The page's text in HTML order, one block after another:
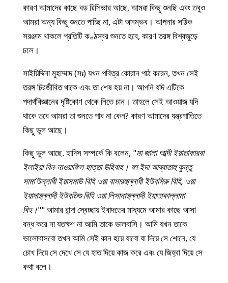
কারণ আমাদের কাছে বড় রিসিভার আছে, আমরা কিছু শুনছি এবং তবুও
আমরা অন্য কিছু শুনতে পাচ্ছি না, এটা অসম্ভব। আপনার সঠিক
সরঞ্জাম থাকলে প্রতিটি কণ্ঠস্বর শুনতে হবে, কারণ তরঙ্গ বিশ্বজুড়ে
চলে।
সাইয়িদ্দিনা মুহাম্মাদ (সঃ) যখন পবিত্র কোরান পাঠ করেন, তখন সেই
তরঙ্গ চিরজীবিত থাকে এবং তা শেষ হয় না। আপনি যদি এটিকে
পদার্থবিজ্ঞানের দৃষ্টিকোণ থেকে নিতে চান। তাহলে সেই আওয়াজ যদি
থাকে তবে আমরা তা শুনতে পাব না কেন? কারণ আমাদের যন্ত্রপাতিতে
কিছু ভুল আছে।
কিছু ভুল আছে. হাদিস সম্পর্কে কি বলেন, "মা জালা আব্দী ইয়াতাকারবা
ইলাইয়া বিন-নাওয়াফিল হাত্তা উহিবাহ। ফা ইদা আব্বাতাহু কুন্তু
সামা’উল্লাধী ইয়াসমাউ বিহি ওয়া বাসারহুল্লাধী ইউবসিরু বিহি, ওয়া
ইয়াদাহুল্লাদী ইউবতিশু বিহি ওয়া লিসানাহুল্লাদী ইয়াতাকাল্লামা
বিহ।"" আমার বান্দা স্বেচ্ছায় ইবাদতের মাধ্যমে আমার কাছে আসা
বন্ধ করে না যতক্ষণ না আমি তাকে ভালবাসি। আমি যখন তাকে
ভালোবাসবো তখন আমি সেই কান হয়ে যাবো যা দিয়ে সে শোনে, যে
চোখ দিয়ে সে দেখে সে যে হাত দিয়ে কাজ করে এবং যে জিহ্বা দিয়ে সে
কথা বলে।